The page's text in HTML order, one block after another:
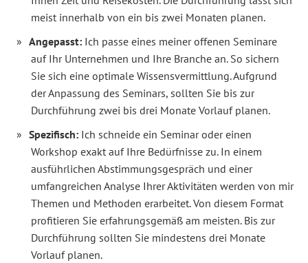
meist innerhalb von ein bis zwei Monaten planen.
Angepasst: Ich passe eines meiner offenen Seminare
auf Ihr Unternehmen und Ihre Branche an. So sichern
Sie sich eine optimale Wissensvermittlung. Aufgrund
der Anpassung des Seminars, sollten Sie bis zur
Durchführung zwei bis drei Monate Vorlauf planen.
Spezifisch: Ich schneide ein Seminar oder einen
Workshop exakt auf Ihre Bedürfnisse zu. In einem
ausführlichen Abstimmungsgespräch und einer
umfangreichen Analyse Ihrer Aktivitäten werden von mir
Themen und Methoden erarbeitet. Von diesem Format
profitieren Sie erfahrungsgemäß am meisten. Bis zur
Durchführung sollten Sie mindestens drei Monate
Vorlauf planen.